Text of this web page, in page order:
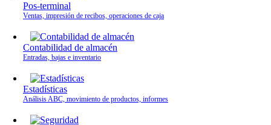
Pos-terminal
Ventas, impresión de recibos, operaciones de caja
Contabilidad de almacén
Entradas, bajas e inventario
Estadísticas
Análisis ABC, movimiento de productos, informes